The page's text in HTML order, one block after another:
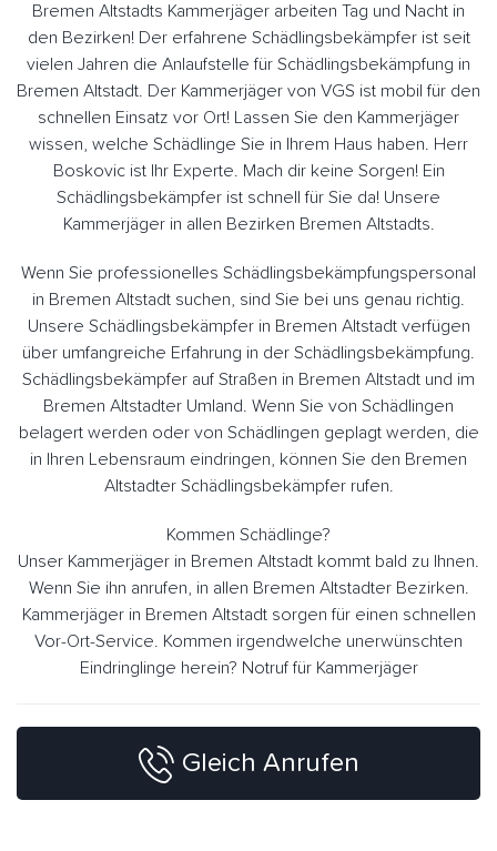
Bremen Altstadts Kammerjäger arbeiten Tag und Nacht in
den Bezirken! Der erfahrene Schädlingsbekämpfer ist seit
vielen Jahren die Anlaufstelle für Schädlingsbekämpfung in
Bremen Altstadt. Der Kammerjäger von VGS ist mobil für den
schnellen Einsatz vor Ort! Lassen Sie den Kammerjäger
wissen, welche Schädlinge Sie in Ihrem Haus haben. Herr
Boskovic ist Ihr Experte. Mach dir keine Sorgen! Ein
Schädlingsbekämpfer ist schnell für Sie da! Unsere
Kammerjäger in allen Bezirken Bremen Altstadts.
Wenn Sie professionelles Schädlingsbekämpfungspersonal
in Bremen Altstadt suchen, sind Sie bei uns genau richtig.
Unsere Schädlingsbekämpfer in Bremen Altstadt verfügen
über umfangreiche Erfahrung in der Schädlingsbekämpfung.
Schädlingsbekämpfer auf Straßen in Bremen Altstadt und im
Bremen Altstadter Umland. Wenn Sie von Schädlingen
belagert werden oder von Schädlingen geplagt werden, die
in Ihren Lebensraum eindringen, können Sie den Bremen
Altstadter Schädlingsbekämpfer rufen.
Kommen Schädlinge?
Unser Kammerjäger in Bremen Altstadt kommt bald zu Ihnen.
Wenn Sie ihn anrufen, in allen Bremen Altstadter Bezirken.
Kammerjäger in Bremen Altstadt sorgen für einen schnellen
Vor-Ort-Service. Kommen irgendwelche unerwünschten
Eindringlinge herein? Notruf für Kammerjäger
Gleich Anrufen